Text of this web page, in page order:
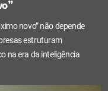
novo” não depende
estruturam
na era da inteligência